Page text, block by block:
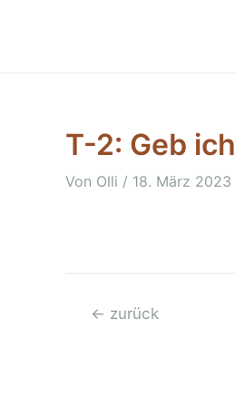
T-2: Geb
Von Olli / 18. März 2023
Beitragsnavigation
← zurück